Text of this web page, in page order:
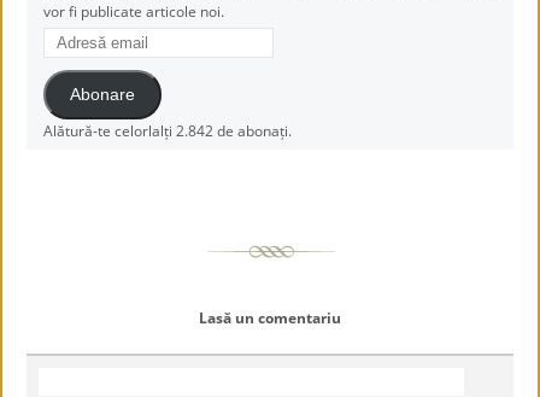
vor fi publicate articole noi.
Adresă
email
Abonare
Alătură-te celorlalți 2.842 de abonați.
Lasă un comentariu